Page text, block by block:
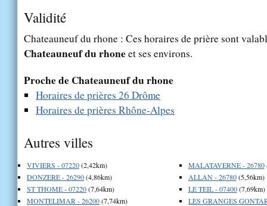
Validité
Chateauneuf du rhone : Ces horaires de prière sont
Chateauneuf du rhoneet ses environs.
Proche de Chateauneuf du rhone
Horaires de prières 26 Drôme
Horaires de prières Rhône-Alpes
Autres villes
VIVIERS - 07220(2,42km)
DONZERE - 26290(4,86km)
ST THOME - 07220(7,64km)
MONTELIMAR - 26200(7,74km)
MALATAVERNE - 26780
ALLAN - 26780(5,56km)
LE TEIL - 07400(7,69km)
LES GRANGES